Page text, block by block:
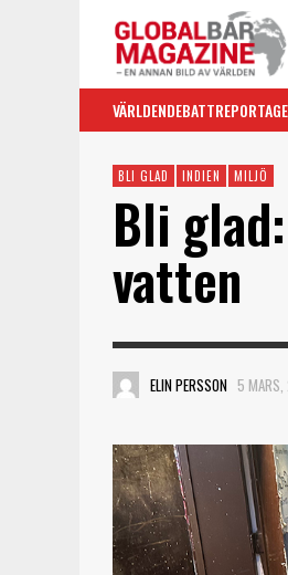
VÄRLDENDEBATTREPORTAGE
BLI GLAD INDIEN MILJÖ
Bli
vatten
ELIN PERSSON 5